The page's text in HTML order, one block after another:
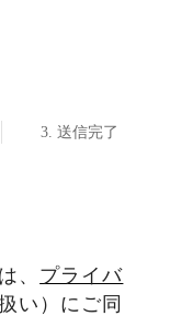
送信完了
、 プライバ
い）にご同